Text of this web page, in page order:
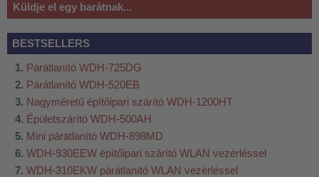
Küldje el egy barátnak...
BESTSELLERS
Párátlanító WDH-725DG
Párátlanító WDH-520EB
Nagyméretű építőipari szárító WDH-1200HT
Épületszárító WDH-500AH
Mini párátlanító WDH-898MD
WDH-930EEW építőipari szárító WLAN vezérléssel
WDH-310EKW párátlanító WLAN vezérléssel